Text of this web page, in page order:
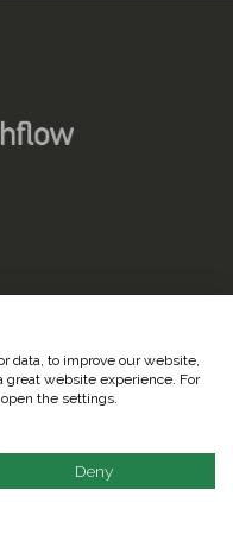
pidätetään.
data, to improve our website,
great website experience. For
the settings.
Deny